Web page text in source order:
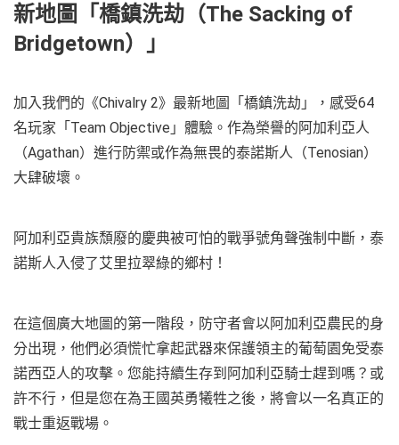
新地圖「橋鎮洗劫（The Sacking of
Bridgetown）」
加入我們的《Chivalry 2》最新地圖「橋鎮洗劫」，感受64
名玩家「Team Objective」體驗。作為榮譽的阿加利亞人
（Agathan）進行防禦或作為無畏的泰諾斯人（Tenosian）
大肆破壞。
阿加利亞貴族頹廢的慶典被可怕的戰爭號角聲強制中斷，泰
諾斯人入侵了艾里拉翠綠的鄉村！
在這個廣大地圖的第一階段，防守者會以阿加利亞農民的身
分出現，他們必須慌忙拿起武器來保護領主的葡萄園免受泰
諾西亞人的攻擊。您能持續生存到阿加利亞騎士趕到嗎？或
許不行，但是您在為王國英勇犧牲之後，將會以一名真正的
戰士重返戰場。